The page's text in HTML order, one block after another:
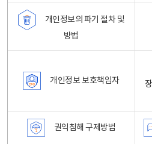
개인정보의 파기 절차 및
방법
개인정보 보호책임자
권익침해 구제방법